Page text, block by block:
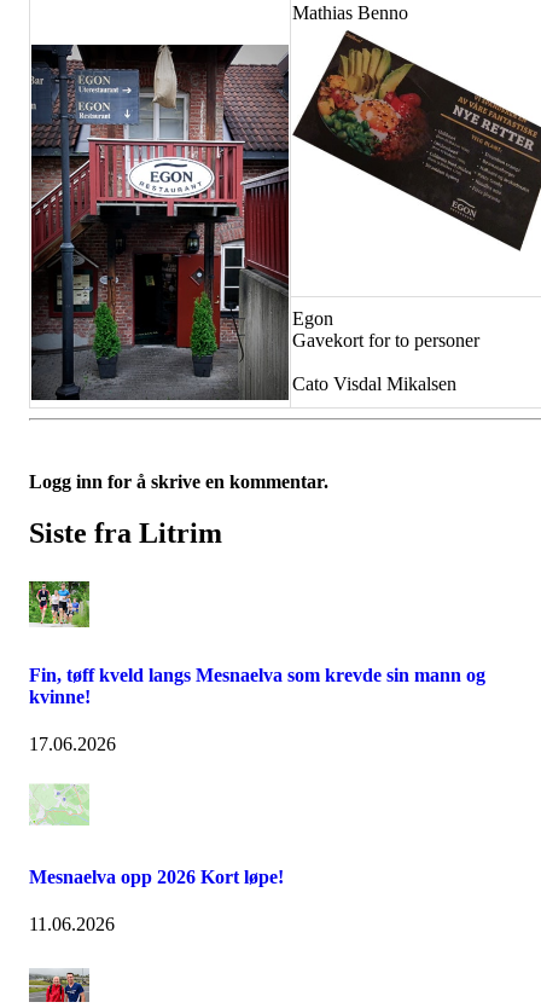
Mathias Benno
Egon
Gavekort for to personer
Cato Visdal Mikalsen
Logg inn for å skrive en kommentar.
Siste fra Litrim
Fin, tøff kveld langs Mesnaelva som krevde sin mann og
kvinne!
17.06.2026
Mesnaelva opp 2026 Kort løpe!
11.06.2026